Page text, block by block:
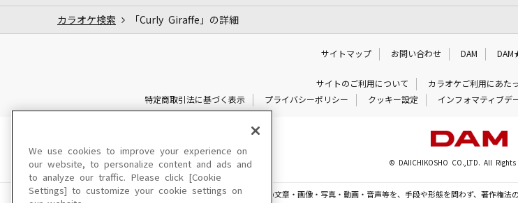
カラオケ検索 「Curly Giraffe」の詳細
サイトマップ お問い合わせ DAM
サイトのご利用について カラオケご利用にあた
特定商取引法に基づく表示
プライバシーポリシー クッキー設定 インフォマティブデ
© DAIICHIKOSHO CO.,LTD. All Rights
このサイトに掲載されている一切の文章・画像・写真・動画・音声等を、手段や形態を問わず、著作権
We use cookies to improve your experience on
our website, to personalize content and ads and
to analyze our traffic. Please click [Cookie
Settings] to customize your cookie settings on